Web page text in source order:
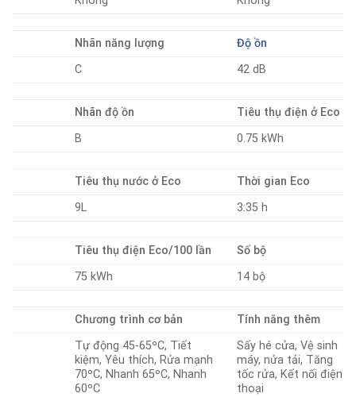
Nhãn năng lượng
Độ ồn
C
42 dB
Nhãn độ ồn
Tiêu thụ điện ở Eco
B
0.75 kWh
Tiêu thụ nước ở Eco
Thời gian Eco
9L
3:35 h
Tiêu thụ điện Eco/100 lần
Số bộ
75 kWh
14 bộ
Chương trình cơ bản
Tính năng thêm
Tự động 45-65ºC, Tiết
kiệm, Yêu thích, Rửa mạnh
70ºC, Nhanh 65ºC, Nhanh
60ºC
Sấy hé cửa, Vệ sinh
máy, nửa tải, Tăng
tốc rửa, Kết nối điện
thoại